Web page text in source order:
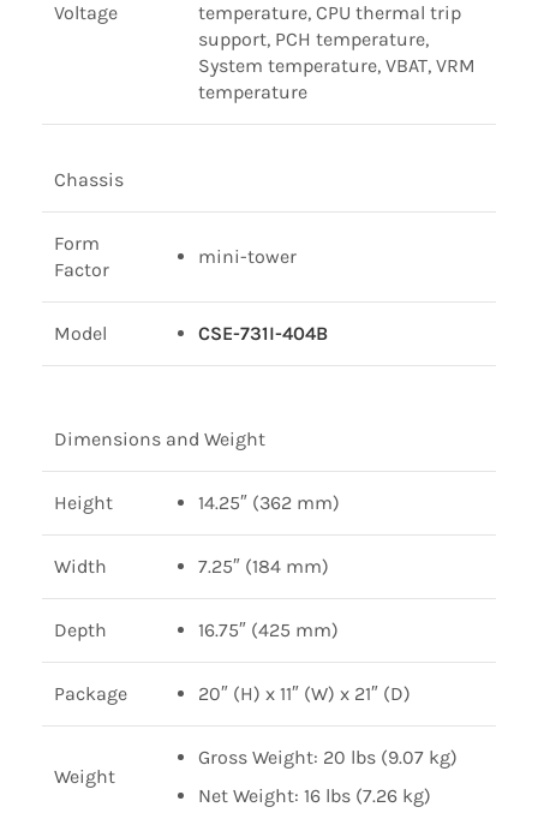
Voltage
temperature, CPU thermal trip
support, PCH temperature,
System temperature, VBAT, VRM
temperature
Chassis
Form
Factor
mini-tower
Model CSE-731I-404B
Dimensions and Weight
Height 14.25″ (362 mm)
Width 7.25″ (184 mm)
Depth 16.75″ (425 mm)
Package 20″ (H) x 11″ (W) x 21″ (D)
Weight
Gross Weight: 20 lbs (9.07 kg)
Net Weight: 16 lbs (7.26 kg)